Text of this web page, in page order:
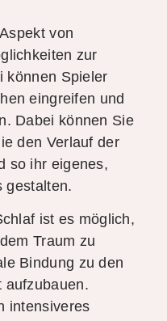
von
zur
können Spieler
eingreifen und
Dabei können Sie
den Verlauf der
so ihr eigenes,
gestalten.
ist es möglich,
Traum zu
Bindung zu den
aufzubauen.
intensiveres